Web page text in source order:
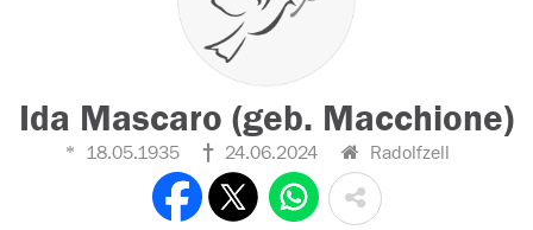
Ida Mascaro (geb. Macchione)
18.05.1935 24.06.2024 Radolfzell